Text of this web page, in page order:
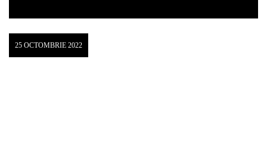
25 OCTOMBRIE 2022